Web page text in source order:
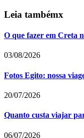
Leia tambémx
O que fazer em Creta
03/08/2026
Fotos Egito: nossa
20/07/2026
Quanto custa viajar
06/07/2026